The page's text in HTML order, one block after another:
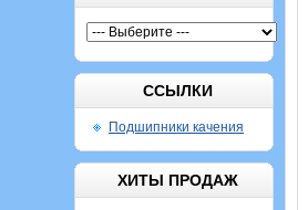
ССЫЛКИ
Подшипники качения
ХИТЫ ПРОДАЖ